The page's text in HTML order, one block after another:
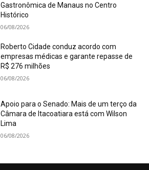
Gastronômica de Manaus no Centro
Histórico
06/08/2026
Roberto Cidade conduz acordo com
empresas médicas e garante repasse de
R$ 276 milhões
06/08/2026
Apoio para o Senado: Mais de um terço da
Câmara de Itacoatiara está com Wilson
Lima
06/08/2026